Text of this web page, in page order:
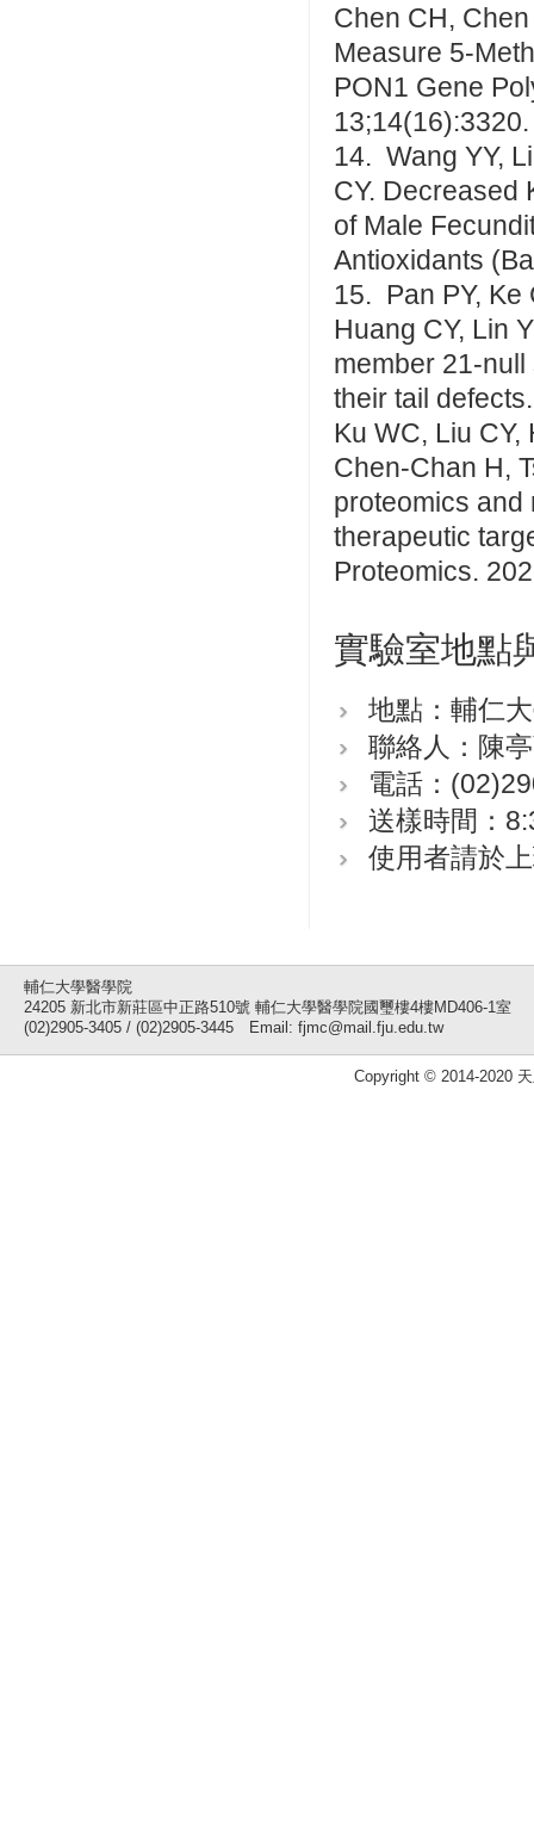
Chen CH,
Measure 5-
PON1 Gene
13;14(16):3320.
14. Wang YY,
CY. Decreased
of Male
Antioxidants
15. Pan PY, Ke
Huang CY, Lin
member 21-
their tail
Ku WC, Liu
Chen-Chan H,
proteomics and
therapeutic
Proteomics.
實驗室地點
地點：輔仁
聯絡人：陳
電話：
送樣時間：
使用者請於
輔仁大學醫學院
24205 新北市新莊區中正路510號 輔仁大學醫學院國璽樓4樓MD406-1室
(02)2905-3405 / (02)2905-3445 Email: fjmc@mail.fju.edu.tw
Copyright © 2014-2020